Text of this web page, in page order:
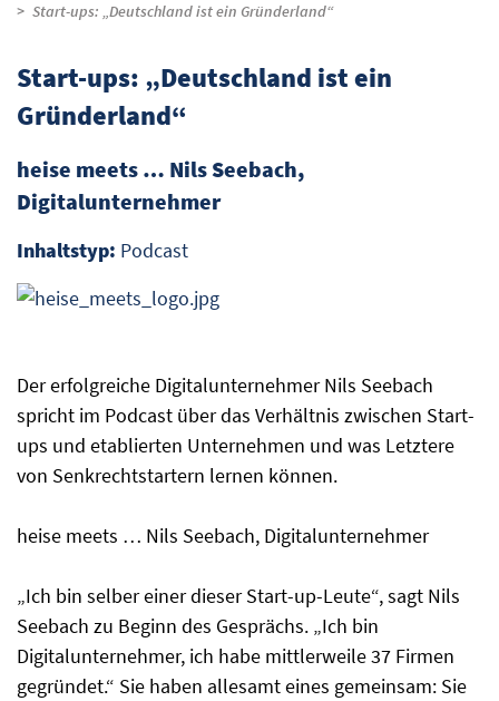
Start-ups: „Deutschland ist ein Gründerland“
Der erfolgreiche Digitalunternehmer Nils Seebach
spricht im Podcast über das Verhältnis zwischen Start-
ups und etablierten Unternehmen und was Letztere
von Senkrechtstartern lernen können.
heise meets … Nils Seebach, Digitalunternehmer
„Ich bin selber einer dieser Start-up-Leute“, sagt Nils
Seebach zu Beginn des Gesprächs. „Ich bin
Digitalunternehmer, ich habe mittlerweile 37 Firmen
gegründet.“ Sie haben allesamt eines gemeinsam: Sie
Start-ups: „Deutschland ist ein
Gründerland“
heise meets … Nils Seebach,
Digitalunternehmer
Inhaltstyp: Podcast